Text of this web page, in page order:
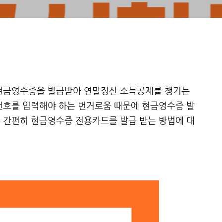
영수증을 발급받아 연말정산 소득공제를 챙기는
를 입력해야 하는 번거로움 때문에 현금영수증 발
편히 현금영수증 전용카드를 발급 받는 방법에 대